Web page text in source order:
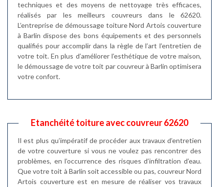
techniques et des moyens de nettoyage très efficaces,
réalisés par les meilleurs couvreurs dans le 62620.
L’entreprise de démoussage toiture Nord Artois couverture
à Barlin dispose des bons équipements et des personnels
qualifiés pour accomplir dans la règle de l’art l’entretien de
votre toit. En plus d’améliorer l’esthétique de votre maison,
le démoussage de votre toit par couvreur à Barlin optimisera
votre confort.
Etanchéité toiture avec couvreur 62620
Il est plus qu’impératif de procéder aux travaux d’entretien
de votre couverture si vous ne voulez pas rencontrer des
problèmes, en l’occurrence des risques d’infiltration d’eau.
Que votre toit à Barlin soit accessible ou pas, couvreur Nord
Artois couverture est en mesure de réaliser vos travaux